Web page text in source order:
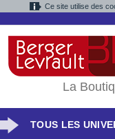
Ce site utilise des
La
TOUS LES